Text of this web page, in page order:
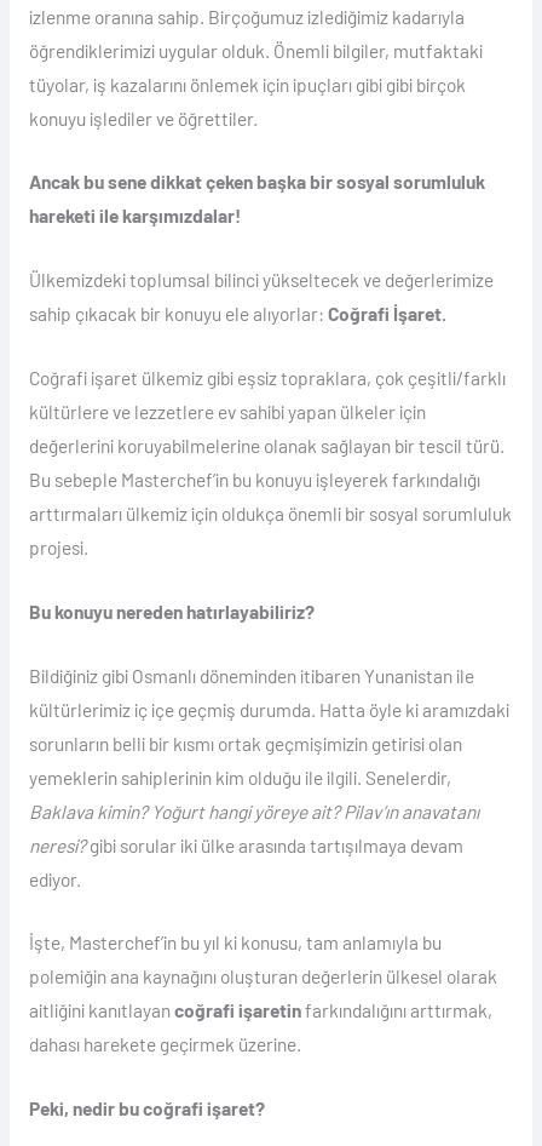
izlenme oranına sahip. Birçoğumuz izlediğimiz kadarıyla
öğrendiklerimizi uygular olduk. Önemli bilgiler, mutfaktaki
tüyolar, iş kazalarını önlemek için ipuçları gibi gibi birçok
konuyu işlediler ve öğrettiler.
Ancak bu sene dikkat çeken başka bir sosyal sorumluluk
hareketi ile karşımızdalar!
Ülkemizdeki toplumsal bilinci yükseltecek ve değerlerimize
sahip çıkacak bir konuyu ele alıyorlar: Coğrafi İşaret.
Coğrafi işaret ülkemiz gibi eşsiz topraklara, çok çeşitli/farklı
kültürlere ve lezzetlere ev sahibi yapan ülkeler için
değerlerini koruyabilmelerine olanak sağlayan bir tescil türü.
Bu sebeple Masterchef’in bu konuyu işleyerek farkındalığı
arttırmaları ülkemiz için oldukça önemli bir sosyal sorumluluk
projesi.
Bu konuyu nereden hatırlayabiliriz?
Bildiğiniz gibi Osmanlı döneminden itibaren Yunanistan ile
kültürlerimiz iç içe geçmiş durumda. Hatta öyle ki aramızdaki
sorunların belli bir kısmı ortak geçmişimizin getirisi olan
yemeklerin sahiplerinin kim olduğu ile ilgili. Senelerdir,
Baklava kimin? Yoğurt hangi yöreye ait? Pilav’ın anavatanı
neresi?gibi sorular iki ülke arasında tartışılmaya devam
ediyor.
İşte, Masterchef’in bu yıl ki konusu, tam anlamıyla bu
polemiğin ana kaynağını oluşturan değerlerin ülkesel olarak
aitliğini kanıtlayancoğrafi işaretinfarkındalığını arttırmak,
dahası harekete geçirmek üzerine.
Peki, nedir bu coğrafi işaret?